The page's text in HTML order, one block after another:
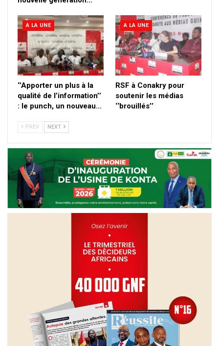
A LA UNE
‘’Apporter un plus à la
qualité de l’information’’
: le punch, un nouveau…
A LA UNE
RSF à Conakry pour
soutenir les médias
‘‘brouillés’’
PREV NEXT